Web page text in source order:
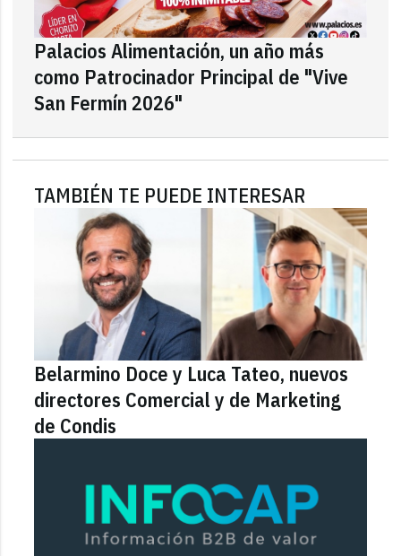
Palacios Alimentación, un año más
como Patrocinador Principal de "Vive
San Fermín 2026"
TAMBIÉN TE PUEDE INTERESAR
Belarmino Doce y Luca Tateo, nuevos
directores Comercial y de Marketing
de Condis